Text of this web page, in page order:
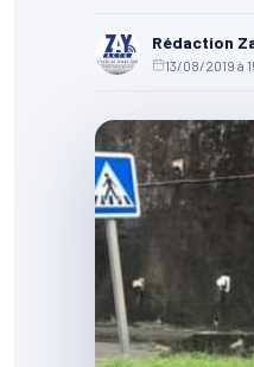
Rédaction
13/08/2019 à